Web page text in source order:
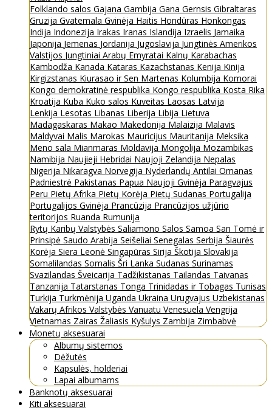
Folklando salos Gajana Gambija Gana Gernsis Gibraltaras
Gruzija Gvatemala Gvinėja Haitis Hondūras Honkongas
Indija Indonezija Irakas Iranas Islandija Izraelis Jamaika
Japonija Jemenas Jordanija Jugoslavija Jungtinės Amerikos
Valstijos Jungtiniai Arabų Emyratai Kalnų Karabachas
Kambodža Kanada Kataras Kazachstanas Kenija Kinija
Kirgizstanas Kiurasao ir Sen Martenas Kolumbija Komorai
Kongo demokratinė respublika Kongo respublika Kosta Rika
Kroatija Kuba Kuko salos Kuveitas Laosas Latvija
Lenkija Lesotas Libanas Liberija Libija Lietuva
Madagaskaras Makao Makedonija Malaizija Malavis
Maldyvai Malis Marokas Mauricijus Mauritanija Meksika
Meno sala Mianmaras Moldavija Mongolija Mozambikas
Namibija Naujieji Hebridai Naujoji Zelandija Nepalas
Nigerija Nikaragva Norvegija Nyderlandų Antilai Omanas
Padniestrė Pakistanas Papua Naujoji Gvinėja Paragvajus
Peru Pietų Afrika Pietų Korėja Pietų Sudanas Portugalija
Portugalijos Gvinėja Prancūzija Prancūzijos užjūrio
teritorijos Ruanda Rumunija
Rytų Karibų Valstybės Saliamono Salos Samoa San Tomė ir
Prinsipė Saudo Arabija Seišeliai Senegalas Serbija Šiaurės
Korėja Siera Leonė Singapūras Sirija Škotija Slovakija
Somalilandas Somalis Šri Lanka Sudanas Surinamas
Svazilandas Šveicarija Tadžikistanas Tailandas Taivanas
Tanzanija Tatarstanas Tonga Trinidadas ir Tobagas Tunisas
Turkija Turkmėnija Uganda Ukraina Urugvajus Uzbekistanas
Vakarų Afrikos Valstybės Vanuatu Venesuela Vengrija
Vietnamas Zairas Žaliasis Kyšulys Zambija Zimbabvė
Monetų aksesuarai
Albumų sistemos
Dėžutės
Kapsulės, holderiai
Lapai albumams
Banknotų aksesuarai
Kiti aksesuarai